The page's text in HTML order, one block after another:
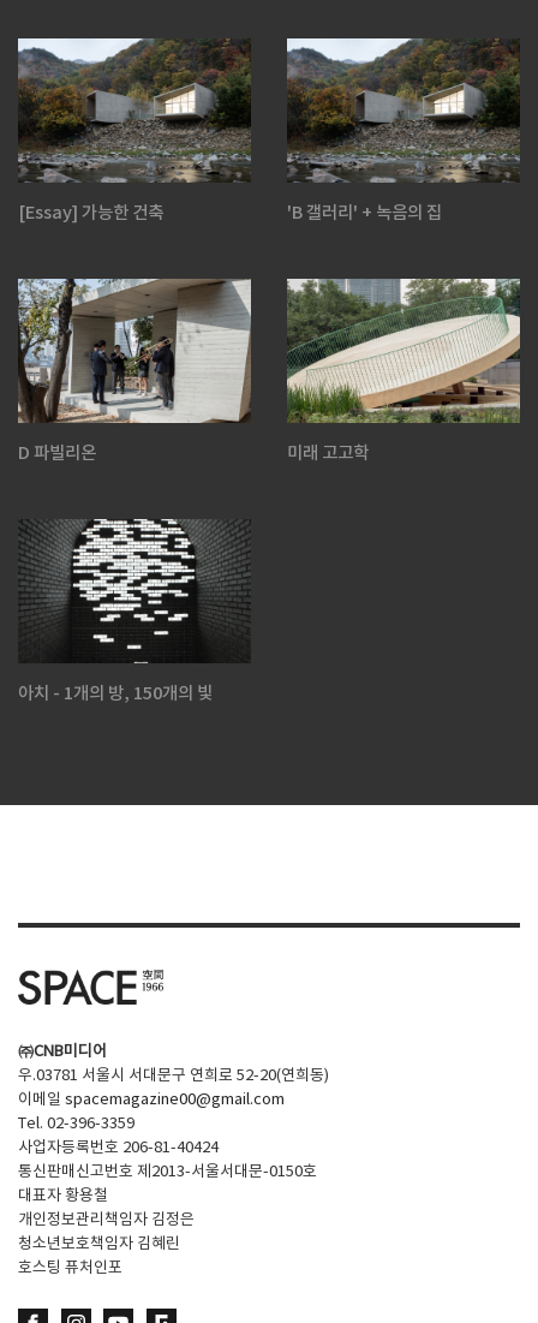
[Essay] 가능한 건축 'B 갤러리' + 녹음의 집
D 파빌리온 미래 고고학
아치 - 1개의 방, 150개의 빛
㈜CNB미디어
우.03781 서울시 서대문구 연희로 52-20(연희동)
이메일 spacemagazine00@gmail.com
Tel. 02-396-3359
사업자등록번호 206-81-40424
통신판매신고번호 제2013-서울서대문-0150호
대표자 황용철
개인정보관리책임자 김정은
청소년보호책임자 김혜린
호스팅 퓨처인포